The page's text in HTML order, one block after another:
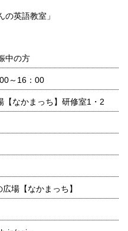
の英語教室」
中の方
～16：00
【なかまっち】研修室1・2
場【なかまっち】